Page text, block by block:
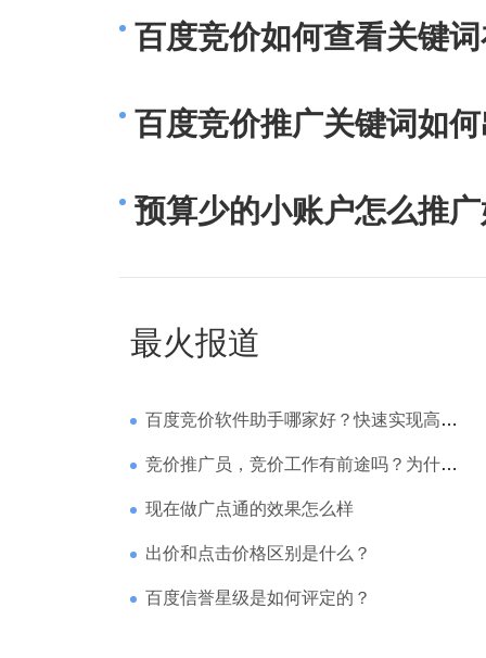
百度竞价如何查看关键
百度竞价推广关键词如
预算少的小账户怎么推
最火报道
百度竞价软件助手哪家好？快速实现高回报哪家强？
竞价推广员，竞价工作有前途吗？为什么待遇那么高
现在做广点通的效果怎么样
出价和点击价格区别是什么？
百度信誉星级是如何评定的？